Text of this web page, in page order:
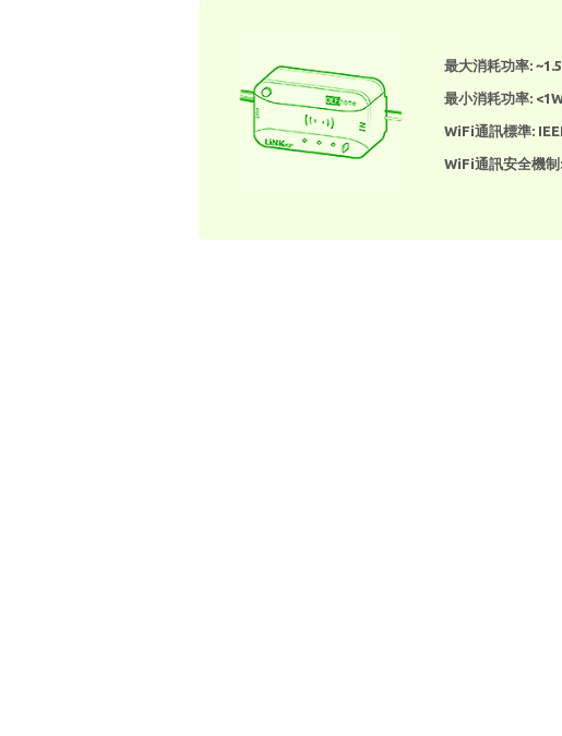
最大消耗功率:
最小消耗功率:
WiFi通訊標準:
WiFi通訊安全機